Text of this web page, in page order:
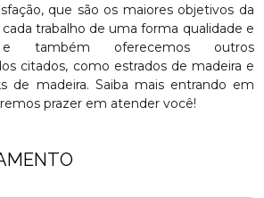
que são os maiores objetivos da
trabalho de uma forma qualidade e
e também oferecemos outros
citados, como estrados de madeira e
de madeira. Saiba mais entrando em
prazer em atender você!